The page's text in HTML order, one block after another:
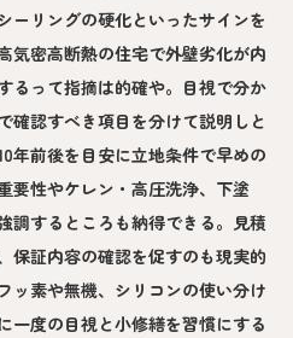
ーリングの硬化といったサインを
気密高断熱の住宅で外壁劣化が内
るって指摘は的確や。目視で分か
確認すべき項目を分けて説明しと
年前後を目安に立地条件で早めの
要性やケレン・高圧洗浄、下塗
調するところも納得できる。見積
保証内容の確認を促すのも現実的
ッ素や無機、シリコンの使い分け
一度の目視と小修繕を習慣にする